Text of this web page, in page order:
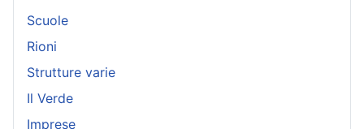
Scuole
Rioni
Strutture varie
Il Verde
Imprese